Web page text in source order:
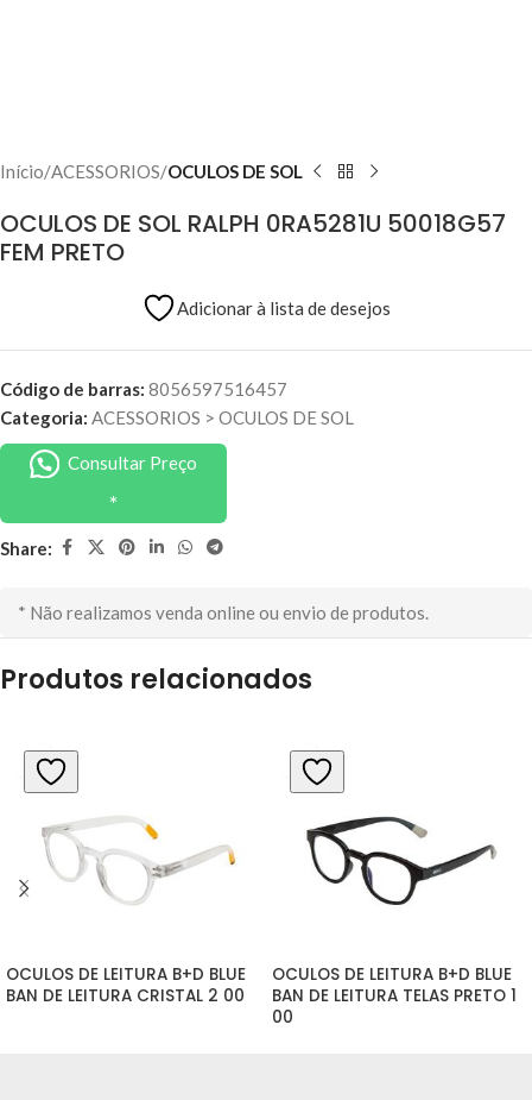
Início ACESSORIOS OCULOS DE SOL
OCULOS DE SOL RALPH 0RA5281U 50018G57
FEM PRETO
Adicionar à lista de desejos
Código de barras: 8056597516457
Categoria: ACESSORIOS > OCULOS DE SOL
Consultar Preço
Share:
* Não realizamos venda online ou envio de produtos.
Produtos relacionados
OCULOS DE LEITURA B+D BLUE
BAN DE LEITURA CRISTAL 2 00
OCULOS DE LEITURA B+D BLUE
BAN DE LEITURA TELAS PRETO 1
00